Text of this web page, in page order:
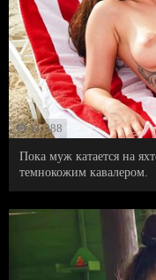
11 988
Пока муж катается на
темнокожим кавалером.